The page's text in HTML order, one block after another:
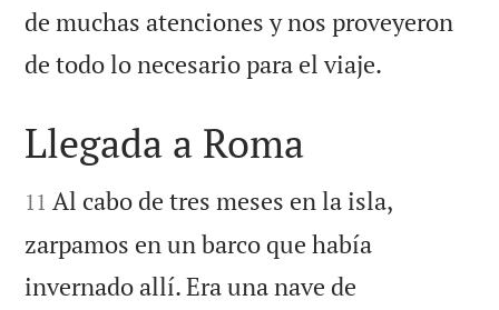
de muchas atenciones y nos proveyeron
de todo lo necesario para el viaje.

Llegada a Roma

11 Al cabo de tres meses en la isla,
zarpamos en un barco que había
invernado allí. Era una nave de